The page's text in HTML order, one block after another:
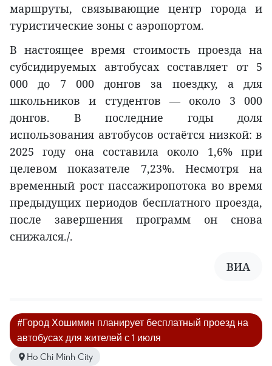
маршруты, связывающие центр города и
туристические зоны с аэропортом.
В настоящее время стоимость проезда на
субсидируемых автобусах составляет от 5
000 до 7 000 донгов за поездку, а для
школьников и студентов — около 3 000
донгов. В последние годы доля
использования автобусов остаётся низкой: в
2025 году она составила около 1,6% при
целевом показателе 7,23%. Несмотря на
временный рост пассажиропотока во время
предыдущих периодов бесплатного проезда,
после завершения программ он снова
снижался./.
ВИA
#Город Хошимин планирует бесплатный проезд на
автобусах для жителей с 1 июля
Ho Chi Minh City